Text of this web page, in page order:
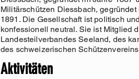
Militärschützen Diessbach, gegründet
1891. Die Gesellschaft ist politisch und
konfessionell neutral. Sie ist Mitglied
Landesteilverbandes Seeland, des
des schweizerischen
Aktivitäten